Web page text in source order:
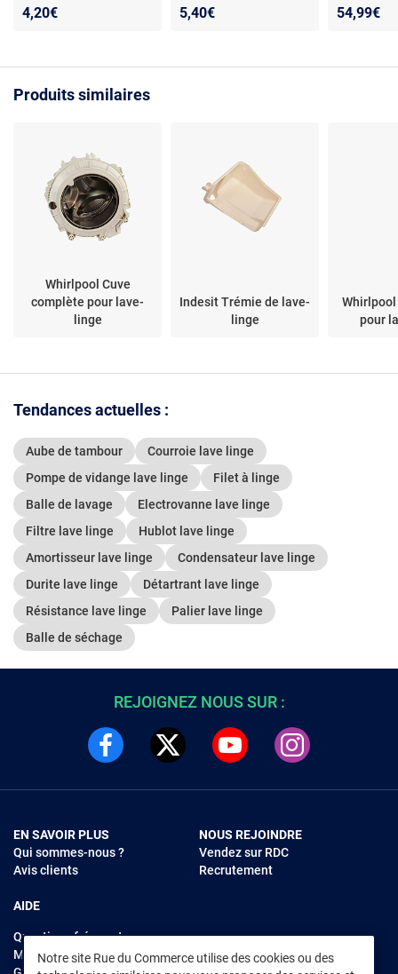
de lave-linge - Acier
4,20€
compatible
5,40€
niveaux
54,99€
Produits similaires
Whirlpool Cuve
complète pour lave-
linge
Indesit Trémie de lave-
linge
pour
Tendances actuelles :
Aube de tambour
Courroie lave linge
Pompe de vidange lave linge
Filet à linge
Balle de lavage
Electrovanne lave linge
Filtre lave linge
Hublot lave linge
Amortisseur lave linge
Condensateur lave linge
Durite lave linge
Détartrant lave linge
Résistance lave linge
Palier lave linge
Balle de séchage
Notre site Rue du Commerce utilise des cookies ou des
REJOIGNEZ NOUS SUR :
EN SAVOIR PLUS
Qui sommes-nous ?
Avis clients
AIDE
Questions fréquentes
Modes de règlements
NOUS REJOINDRE
Vendez sur RDC
Recrutement